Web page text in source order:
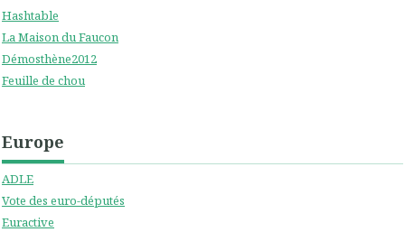
Hashtable
La Maison du Faucon
Démosthène2012
Feuille de chou
Europe
ADLE
Vote des euro-députés
Euractive